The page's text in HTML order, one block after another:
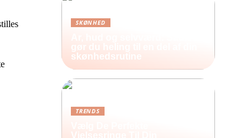
SKØNHED
gør du heling til en del af din
skønhedsrutine
TRENDS
Vielsesringe Til Din